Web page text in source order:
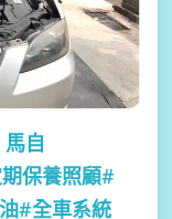
馬自
保養照顧#
#全車系統